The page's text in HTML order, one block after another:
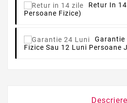
Retur In
Persoane Fizice)
Garantie
Fizice Sau 12 Luni Persoane
Descriere